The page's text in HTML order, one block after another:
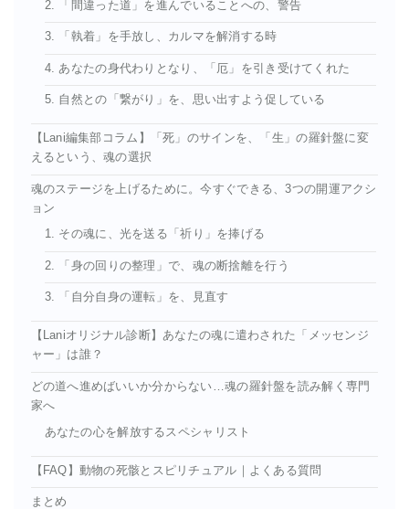
2. 「間違った道」を進んでいることへの、警告
3. 「執着」を手放し、カルマを解消する時
4. あなたの身代わりとなり、「厄」を引き受けてくれた
5. 自然との「繋がり」を、思い出すよう促している
【Lani編集部コラム】「死」のサインを、「生」の羅針盤に変
えるという、魂の選択
魂のステージを上げるために。今すぐできる、3つの開運アクシ
ョン
1. その魂に、光を送る「祈り」を捧げる
2. 「身の回りの整理」で、魂の断捨離を行う
3. 「自分自身の運転」を、見直す
【Laniオリジナル診断】あなたの魂に遣わされた「メッセンジ
ャー」は誰？
どの道へ進めばいいか分からない…魂の羅針盤を読み解く専門
家へ
あなたの心を解放するスペシャリスト
【FAQ】動物の死骸とスピリチュアル｜よくある質問
まとめ